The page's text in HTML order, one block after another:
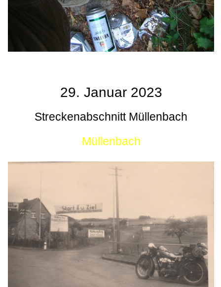
29. Januar 2023
Streckenabschnitt Müllenbach
Müllenbach